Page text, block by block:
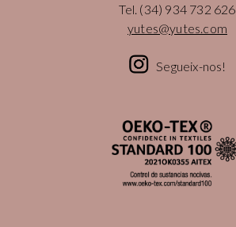
Tel. (34) 934 732 626
yutes@yutes.com
Segueix-nos!